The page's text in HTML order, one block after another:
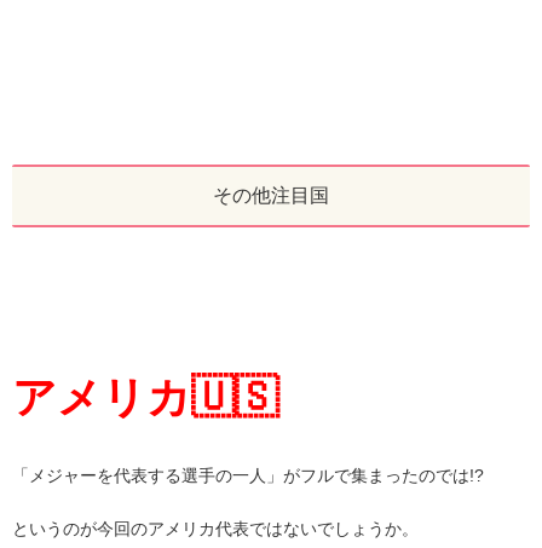
その他注目国
アメリカ🇺🇸
「メジャーを代表する選手の一人」がフルで集まったのでは!?
というのが今回のアメリカ代表ではないでしょうか。